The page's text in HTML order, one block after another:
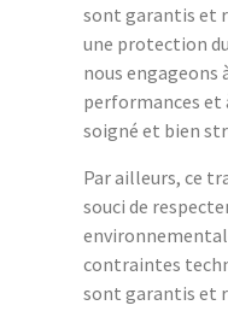
sont garantis et
une protection
nous engageons
performances et
soigné et bien
Par ailleurs, ce
souci de
contraintes
sont garantis et